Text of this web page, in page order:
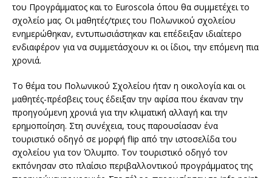
του Προγράμματος και το Euroscola όπου θα συμμετέχει το
σχολείο μας. Οι μαθητές/τριες του Πολωνικού σχολείου
ενημερώθηκαν, εντυπωσιάστηκαν και επέδειξαν ιδιαίτερο
ενδιαφέρον για να συμμετάσχουν κι οι ίδιοι, την επόμενη πια
χρονιά.
Το θέμα του Πολωνικού Σχολείου ήταν η οικολογία και οι
μαθητές-πρέσβεις τους έδειξαν την αφίσα που έκαναν την
προηγούμενη χρονιά για την κλιματική αλλαγή και την
ερημοποίηση. Στη συνέχεια, τους παρουσίασαν ένα
τουριστικό οδηγό σε μορφή flip από την ιστοσελίδα του
σχολείου για τον Όλυμπο. Τον τουριστικό οδηγό τον
εκπόνησαν στο πλαίσιο περιβαλλοντικού προγράμματος της